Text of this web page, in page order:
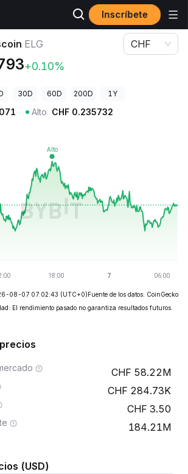
Inscríbete
Precio de Escoin ELG
ELG
+0.10%
CHF
30D 60D 200D 1Y
Alto CHF 0.235732
08-07 07:02:43 (UTC+0)Fuente de los datos: CoinGecko
El rendimiento pasado no garantiza resultados futuros.
58.22M
284.73K
3.50
184.21M
(USD)